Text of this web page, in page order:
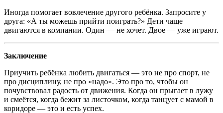
Иногда помогает вовлечение другого ребёнка. Запросите у
друга: «А ты можешь прийти поиграть?» Дети чаще
двигаются в компании. Один — не хочет. Двое — уже играют.
Заключение
Приучить ребёнка любить двигаться — это не про спорт, не
про дисциплину, не про «надо». Это про то, чтобы он
почувствовал радость от движения. Когда он прыгает в лужу
и смеётся, когда бежит за листочком, когда танцует с мамой в
коридоре — это и есть успех.